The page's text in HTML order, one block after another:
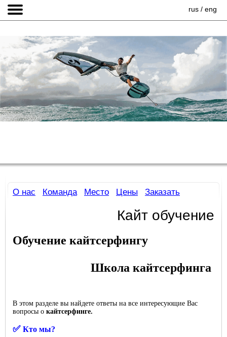
rus / eng
О нас Команда Место Цены Заказать
Кайт обучение
Обучение кайтсерфингу
Школа кайтсерфинга
В этом разделе вы найдете ответы на все интересующие Вас
вопросы о кайтсерфинге.
✅ Кто мы?